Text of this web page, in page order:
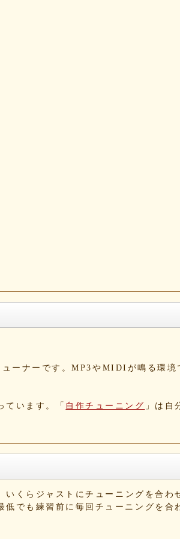
ーナーです。MP3やMIDIが鳴る環境
います。「 自作チューニング 」は自
くらジャストにチューニングを合わ
でも練習前に毎回チューニングを合